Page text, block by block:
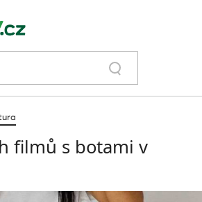
filmů s botami v